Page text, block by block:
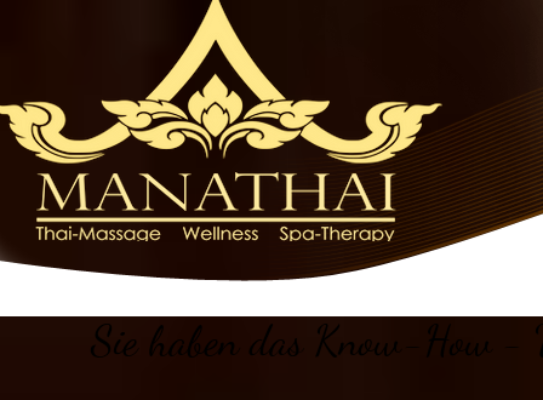
Sie haben das Know-How -